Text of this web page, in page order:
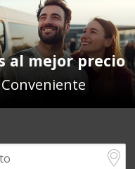
al mejor precio
Conveniente